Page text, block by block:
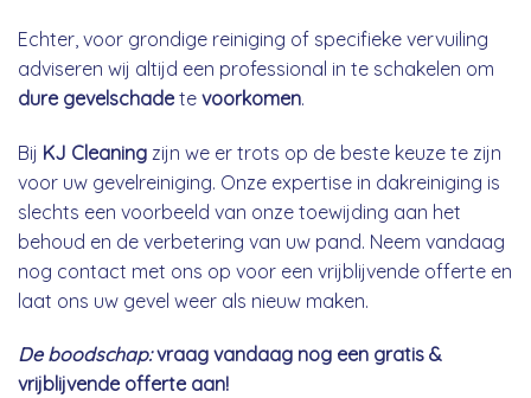
Echter, voor grondige reiniging of specifieke vervuiling
adviseren wij altijd een professional in te schakelen om
dure gevelschadete voorkomen.
Bij KJ Cleaning zijn we er trots op de beste keuze te zijn
voor uw gevelreiniging. Onze expertise in dakreiniging is
slechts een voorbeeld van onze toewijding aan het
behoud en de verbetering van uw pand. Neem vandaag
nog contact met ons op voor een vrijblijvende offerte en
laat ons uw gevel weer als nieuw maken.
De boodschap:vraag vandaag nog een gratis &
vrijblijvende offerte aan!